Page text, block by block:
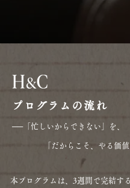
プログラムの流れ
──「忙しいからできない」を、
「だからこそ、やる価値が
本プログラムは、3週間で完結す